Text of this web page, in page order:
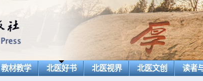
教材教学 北医好书 北医视界 北医文创 读者